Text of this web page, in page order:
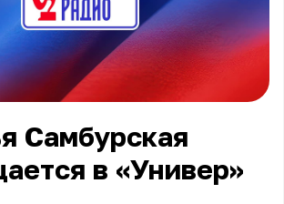
Самбурская
в «Универ»